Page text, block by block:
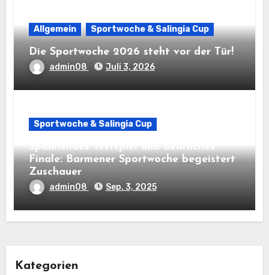
Allgemein Sportwoche & Salingia Cup
Die Sportwoche 2026 steht vor der Tür!
admin08 Juli 3, 2026
Sportwoche & Salingia Cup
Spannendes Testspiel und deutliches
Finale: Barmener Sportwoche begeistert
Zuschauer
admin08 Sep. 3, 2025
Kategorien